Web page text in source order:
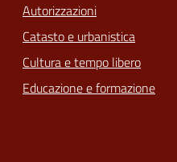
Autorizzazioni
Catasto e urbanistica
Cultura e tempo libero
Educazione e formazione